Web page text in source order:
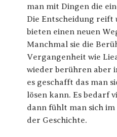
man mit Dingen die
Die Entscheidung reift
bieten einen neuen
Manchmal sie die
Vergangenheit wie
wieder berühren aber
es geschafft das man
lösen kann. Es bedarf
dann fühlt man sich
der Geschichte.